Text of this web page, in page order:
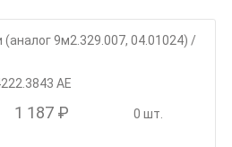
9м2.329.007, 04.01024) /
АЕ
1 187 ₽ 0 шт.